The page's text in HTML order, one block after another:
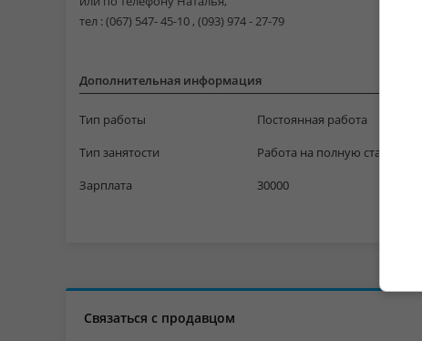
тел : (067) 547- 45-10 , (093) 974 - 27-79
Дополнительная информация
Тип работы
Постоянная работа
Тип занятости
Работа на полную ставку
Зарплата
30000
Связаться с продавцом